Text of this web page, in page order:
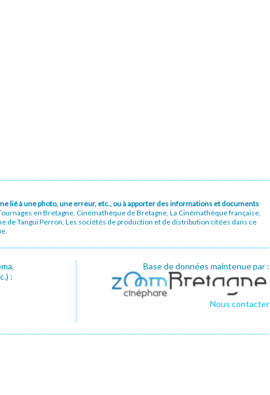
lié à une photo, une erreur, etc., ou à apporter des informations et documents
en Bretagne, Cinémathèque de Bretagne, La Cinémathèque française,
Tangui Perron, Les sociétés de production et de distribution citées dans ce
:
Base de données maintenue par :
Nous contacter